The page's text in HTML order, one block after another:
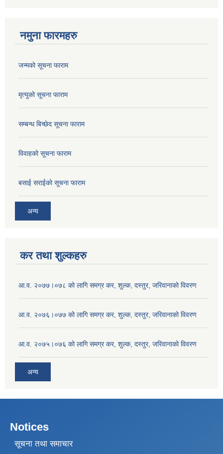
नमुना फारमहरु
जन्मको सूचना फाराम
मृत्युको सूचना फाराम
सम्बन्ध बिच्छेद सूचना फाराम
विवाहको सूचना फाराम
बसाई सराईको सूचना फाराम
अन्य
कर तथा शुल्कहरु
आ.व. २०७७।०७८ को लागि समग्र कर, शुल्क, दस्तुर, जरिवानाको विवरण
आ.व. २०७६।०७७ को लागि समग्र कर, शुल्क, दस्तुर, जरिवानाको विवरण
आ.व. २०७५।०७६ को लागि समग्र कर, शुल्क, दस्तुर, जरिवानाको विवरण
अन्य
Notices
सूचना तथा समाचार